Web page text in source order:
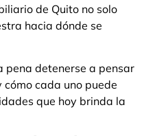
de Quito no solo
hacia dónde se
pena detenerse a pensar
cada uno puede
que hoy brinda la